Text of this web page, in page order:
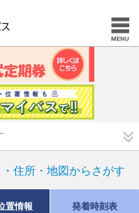
住所・地図からさがす
置情報 発着時刻表